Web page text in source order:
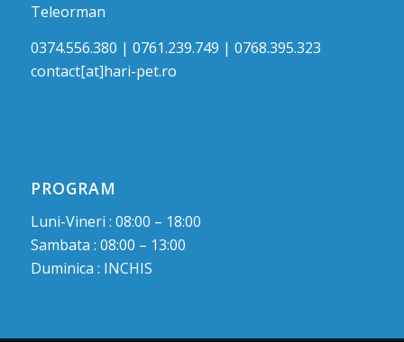
Teleorman
0374.556.380 | 0761.239.749 | 0768.395.323
contact[at]hari-pet.ro
PROGRAM
Luni-Vineri : 08:00 – 18:00
Sambata : 08:00 – 13:00
Duminica : INCHIS